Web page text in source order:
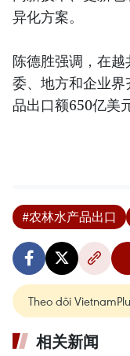
异化方案。
陈德胜强调，在
委、地方和企业
品出口额650亿美
#农林水产品出口
Theo dõi
相关新闻